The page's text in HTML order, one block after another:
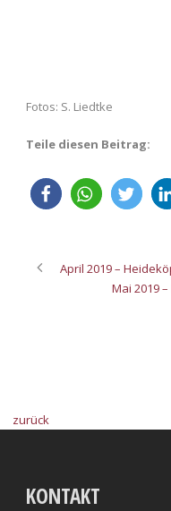
Fotos: S. Liedtke
Teile diesen Beitrag:
April 2019 –
Mai 2019
zurück
KONTAKT